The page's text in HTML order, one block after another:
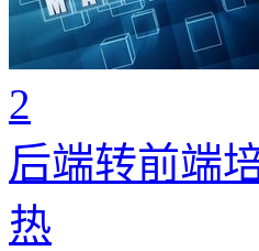
2
后端转前端
热